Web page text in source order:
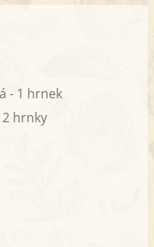
- 1 hrnek
hrnky